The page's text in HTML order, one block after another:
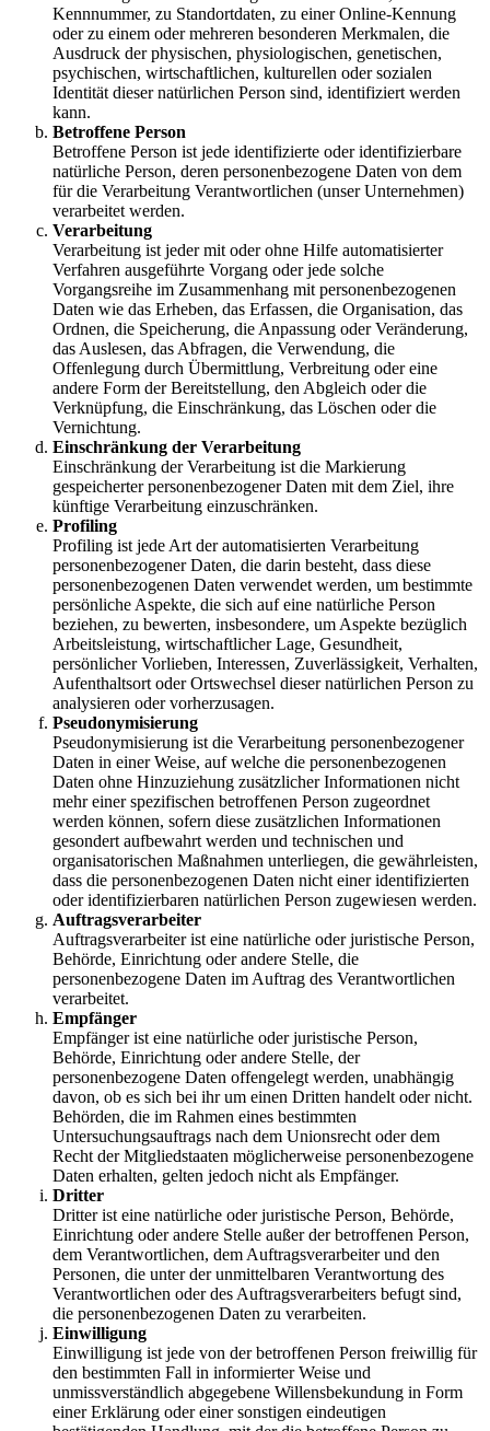
Kennnummer, zu Standortdaten, zu einer Online-Kennung
oder zu einem oder mehreren besonderen Merkmalen, die
Ausdruck der physischen, physiologischen, genetischen,
psychischen, wirtschaftlichen, kulturellen oder sozialen
Identität dieser natürlichen Person sind, identifiziert werden
kann.
Betroffene Person
Betroffene Person ist jede identifizierte oder identifizierbare
natürliche Person, deren personenbezogene Daten von dem
für die Verarbeitung Verantwortlichen (unser Unternehmen)
verarbeitet werden.
Verarbeitung
Verarbeitung ist jeder mit oder ohne Hilfe automatisierter
Verfahren ausgeführte Vorgang oder jede solche
Vorgangsreihe im Zusammenhang mit personenbezogenen
Daten wie das Erheben, das Erfassen, die Organisation, das
Ordnen, die Speicherung, die Anpassung oder Veränderung,
das Auslesen, das Abfragen, die Verwendung, die
Offenlegung durch Übermittlung, Verbreitung oder eine
andere Form der Bereitstellung, den Abgleich oder die
Verknüpfung, die Einschränkung, das Löschen oder die
Vernichtung.
Einschränkung der Verarbeitung
Einschränkung der Verarbeitung ist die Markierung
gespeicherter personenbezogener Daten mit dem Ziel, ihre
künftige Verarbeitung einzuschränken.
Profiling
Profiling ist jede Art der automatisierten Verarbeitung
personenbezogener Daten, die darin besteht, dass diese
personenbezogenen Daten verwendet werden, um bestimmte
persönliche Aspekte, die sich auf eine natürliche Person
beziehen, zu bewerten, insbesondere, um Aspekte bezüglich
Arbeitsleistung, wirtschaftlicher Lage, Gesundheit,
persönlicher Vorlieben, Interessen, Zuverlässigkeit, Verhalten,
Aufenthaltsort oder Ortswechsel dieser natürlichen Person zu
analysieren oder vorherzusagen.
Pseudonymisierung
Pseudonymisierung ist die Verarbeitung personenbezogener
Daten in einer Weise, auf welche die personenbezogenen
Daten ohne Hinzuziehung zusätzlicher Informationen nicht
mehr einer spezifischen betroffenen Person zugeordnet
werden können, sofern diese zusätzlichen Informationen
gesondert aufbewahrt werden und technischen und
organisatorischen Maßnahmen unterliegen, die gewährleisten,
dass die personenbezogenen Daten nicht einer identifizierten
oder identifizierbaren natürlichen Person zugewiesen werden.
Auftragsverarbeiter
Auftragsverarbeiter ist eine natürliche oder juristische Person,
Behörde, Einrichtung oder andere Stelle, die
personenbezogene Daten im Auftrag des Verantwortlichen
verarbeitet.
Empfänger
Empfänger ist eine natürliche oder juristische Person,
Behörde, Einrichtung oder andere Stelle, der
personenbezogene Daten offengelegt werden, unabhängig
davon, ob es sich bei ihr um einen Dritten handelt oder nicht.
Behörden, die im Rahmen eines bestimmten
Untersuchungsauftrags nach dem Unionsrecht oder dem
Recht der Mitgliedstaaten möglicherweise personenbezogene
Daten erhalten, gelten jedoch nicht als Empfänger.
Dritter
Dritter ist eine natürliche oder juristische Person, Behörde,
Einrichtung oder andere Stelle außer der betroffenen Person,
dem Verantwortlichen, dem Auftragsverarbeiter und den
Personen, die unter der unmittelbaren Verantwortung des
Verantwortlichen oder des Auftragsverarbeiters befugt sind,
die personenbezogenen Daten zu verarbeiten.
Einwilligung
Einwilligung ist jede von der betroffenen Person freiwillig für
den bestimmten Fall in informierter Weise und
unmissverständlich abgegebene Willensbekundung in Form
einer Erklärung oder einer sonstigen eindeutigen